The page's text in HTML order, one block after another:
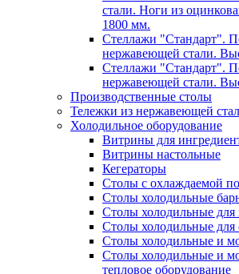
стали. Ноги из
1800 мм.
Стеллажи "Стандарт".
нержавеющей стали.
Стеллажи "Стандарт".
нержавеющей стали.
Производственные столы
Тележки из нержавеющей
Холодильное оборудование
Витрины для
Витрины настольные
Кегераторы
Столы с охлаждаемой
Столы холодильные
Столы холодильные
Столы холодильные для
Столы холодильные и
Столы холодильные и
тепловое оборудование